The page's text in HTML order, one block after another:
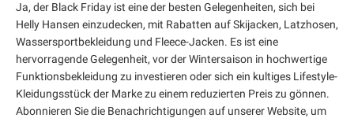
Ja, der Black Friday ist eine der besten Gelegenheiten, sich bei
Helly Hansen einzudecken, mit Rabatten auf Skijacken, Latzhosen,
Wassersportbekleidung und Fleece-Jacken. Es ist eine
hervorragende Gelegenheit, vor der Wintersaison in hochwertige
Funktionsbekleidung zu investieren oder sich ein kultiges Lifestyle-
Kleidungsstück der Marke zu einem reduzierten Preis zu gönnen.
Abonnieren Sie die Benachrichtigungen auf unserer Website, um